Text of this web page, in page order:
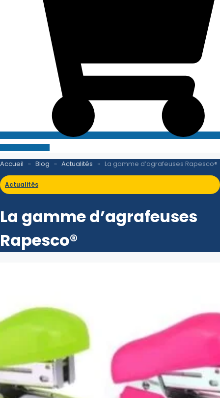
Accueil » Blog » Actualités » La gamme d’agrafeuses Rapesco®
Actualités
La gamme d’agrafeuses
Rapesco®